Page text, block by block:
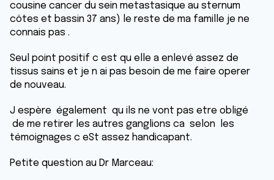
cousine cancer du sein metastasique au sternum
côtes et bassin 37 ans) le reste de ma famille je ne
connais pas .
Seul point positif c est qu elle a enlevé assez de
tissus sains et je n ai pas besoin de me faire operer
de nouveau.
J espère également qu ils ne vont pas etre obligé
de me retirer les autres ganglions ca selon les
témoignages c eSt assez handicapant.
Petite question au Dr Marceau: